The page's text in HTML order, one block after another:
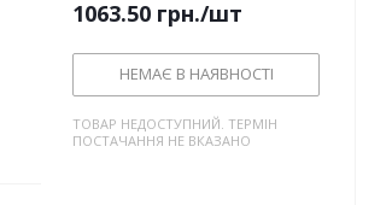
1063.50 грн./шт
НЕМАЄ В НАЯВНОСТІ
ТОВАР НЕДОСТУПНИЙ. ТЕРМІН
ПОСТАЧАННЯ НЕ ВКАЗАНО